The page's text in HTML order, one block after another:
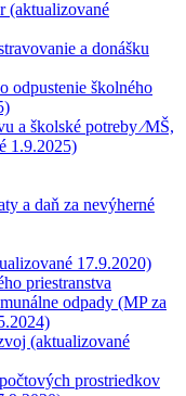
(aktualizované
a donášku
odpustenie školného
a školské potreby ⁄MŠ,
1.9.2025)
a daň za nevýherné
17.9.2020)
priestranstva
odpady (MP za
(aktualizované
prostriedkov